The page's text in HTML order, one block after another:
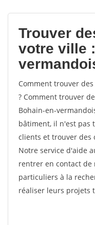
Trouver
votre ville
Comment trouver
? Comment trouver
Bohain-en-
bâtiment, il n'est pas
clients et trouver des
Notre service d'aide
rentrer en contact de
particuliers à la
réaliser leurs projets